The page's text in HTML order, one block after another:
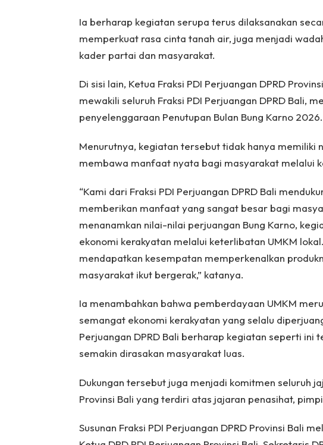
Ia berharap kegiatan serupa terus dilaksanakan
memperkuat rasa cinta tanah air, juga menjadi
kader partai dan masyarakat.
Di sisi lain, Ketua Fraksi PDI Perjuangan DPRD
mewakili seluruh Fraksi PDI Perjuangan DPRD Bali,
penyelenggaraan Penutupan Bulan Bung Karno 2026.
Menurutnya, kegiatan tersebut tidak hanya memiliki
membawa manfaat nyata bagi masyarakat melalui
“Kami dari Fraksi PDI Perjuangan DPRD Bali
memberikan manfaat yang sangat besar bagi
menanamkan nilai-nilai perjuangan Bung Karno,
ekonomi kerakyatan melalui keterlibatan UMKM
mendapatkan kesempatan memperkenalkan
masyarakat ikut bergerak,” katanya.
Ia menambahkan bahwa pemberdayaan UMKM
semangat ekonomi kerakyatan yang selalu
Perjuangan DPRD Bali berharap kegiatan seperti
semakin dirasakan masyarakat luas.
Dukungan tersebut juga menjadi komitmen seluruh
Provinsi Bali yang terdiri atas jajaran penasihat,
Susunan Fraksi PDI Perjuangan DPRD Provinsi Bali